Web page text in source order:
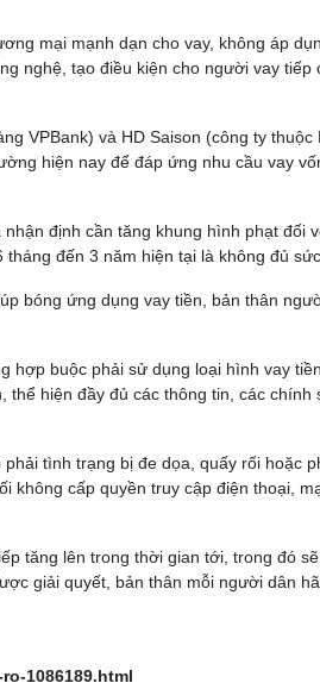
mại mạnh dạn cho vay, không áp
nghệ, tạo điều kiện cho người vay tiếp
VPBank) và HD Saison (công ty thuộc
hiện nay để đáp ứng nhu cầu vay
định cần tăng khung hình phạt đối
đến 3 năm hiện tại là không đủ
bóng ứng dụng vay tiền, bản thân
hợp buộc phải sử dụng loại hình vay
hiện đầy đủ các thông tin, các chính
tình trạng bị đe dọa, quấy rối hoặc
không cấp quyền truy cập điện thoại,
tăng lên trong thời gian tới, trong đó
giải quyết, bản thân mỗi người dân
1086189.html